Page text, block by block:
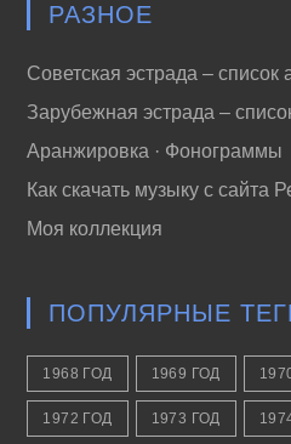
РАЗНОЕ
Советская эстрада – список
Зарубежная эстрада –
Аранжировка · Фонограммы
Как скачать музыку с сайта
Моя коллекция
ПОПУЛЯРНЫЕ
1968 ГОД 1969 ГОД
1972 ГОД 1973 ГОД